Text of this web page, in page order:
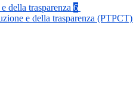
della trasparenza 6
e della trasparenza (PTPCT)